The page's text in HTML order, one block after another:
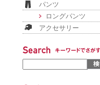
パンツ
ロングパンツ
アクセサリー